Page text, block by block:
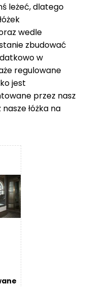
leżeć, dlatego
wedle
zbudować
w
regulowane
jest
przez nasz
naszełóżka na